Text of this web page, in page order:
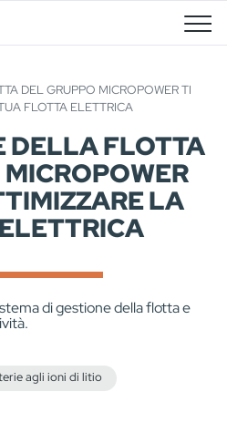
DEL GRUPPO MICROPOWER TI
FLOTTA ELETTRICA
DELLA FLOTTA
LA
di gestione della flotta e
agli ioni di litio